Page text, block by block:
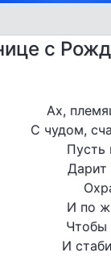
с
Ах,
С чудом,
Пусть
Дарит
И по
Чтобы
И